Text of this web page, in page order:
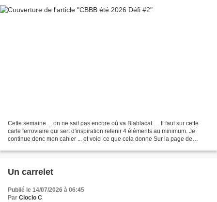
Cette semaine ... on ne sait pas encore où va Blablacat .... Il faut sur cette
carte ferroviaire qui sert d'inspiration retenir 4 éléments au minimum. Je
continue donc mon cahier ... et voici ce que cela donne Sur la page de
Un carrelet
Publié le 14/07/2026 à 06:45
Par Cloclo C